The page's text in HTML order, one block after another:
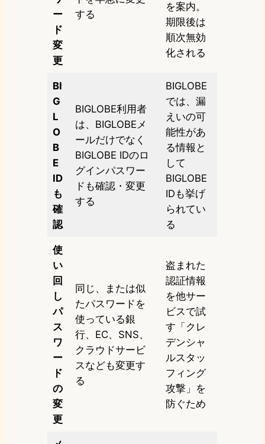
ー
ド
変
更
する
を案内。
期限後は
順次無効
化される
BI
G
L
O
B
E
ID
も
確
認
BIGLOBE利用者
は、BIGLOBEメ
ールだけでなく
BIGLOBE IDのロ
グインパスワー
ドも確認・変更
する
BIGLOBE
では、漏
えいの可
能性があ
る情報と
して
BIGLOBE
IDも挙げ
られてい
る
使
い
回
し
パ
ス
ワ
ー
ド
の
変
更
同じ、または似
たパスワードを
使っている銀
行、EC、SNS、
クラウドサービ
スなども変更す
る
盗まれた
認証情報
を他サー
ビスで試
す「クレ
デンシャ
ルスタッ
フィング
攻撃」を
防ぐため